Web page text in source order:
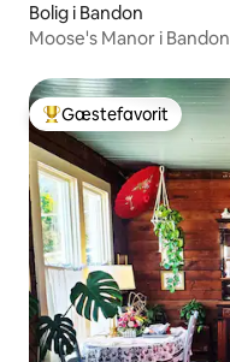
Bolig i Bandon
Moose's Manor i Bandon
Bedste gæstefavorit
Gæstefavorit